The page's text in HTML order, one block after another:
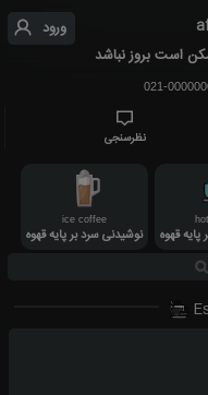
ورود
است بروز نباشد
نظرسنجی
قهوه
ice coffee
نوشیدنی سرد بر پایه قهوه